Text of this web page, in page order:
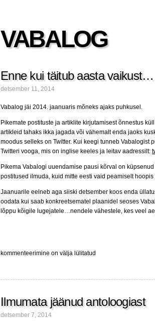
VABALOG
Enne kui täitub aasta vaikust…
detsember 11, 2014
Vabalog jäi 2014. jaanuaris mõneks ajaks puhkusel.
Pikemate postituste ja artiklite kirjutamisest õnnestus
artikleid tahaks ikka jagada või vähemalt enda jaoks
moodus selleks on Twitter. Kui keegi tunneb Vabalogist
Twitteri vooga, mis on inglise keeles ja leitav aadressilt:
Pikema Vabalogi uuendamise pausi kõrval on
postitused ilmuda, kuid mitte eesti vaid peamiselt
Jaanuarile eelneb aga siiski detsember koos enda
oodata kui saab konkreetsematel plaanidel seoses
lõppu kõigile lugejatele…nendele vähestele, kes veel
Enne
aasta
kommenteerimine on välja lülitatud
Ilmumata jäänud antoloogiast
detsember 7, 2014